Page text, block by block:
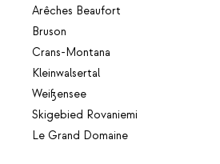
Arêches Beaufort
Bruson
Crans-Montana
Kleinwalsertal
Weißensee
Skigebied Rovaniemi
Le Grand Domaine